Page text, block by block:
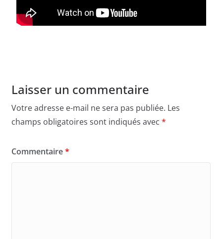
Laisser un commentaire
Votre adresse e-mail ne sera pas publiée. Les
champs obligatoires sont indiqués avec *
Commentaire*